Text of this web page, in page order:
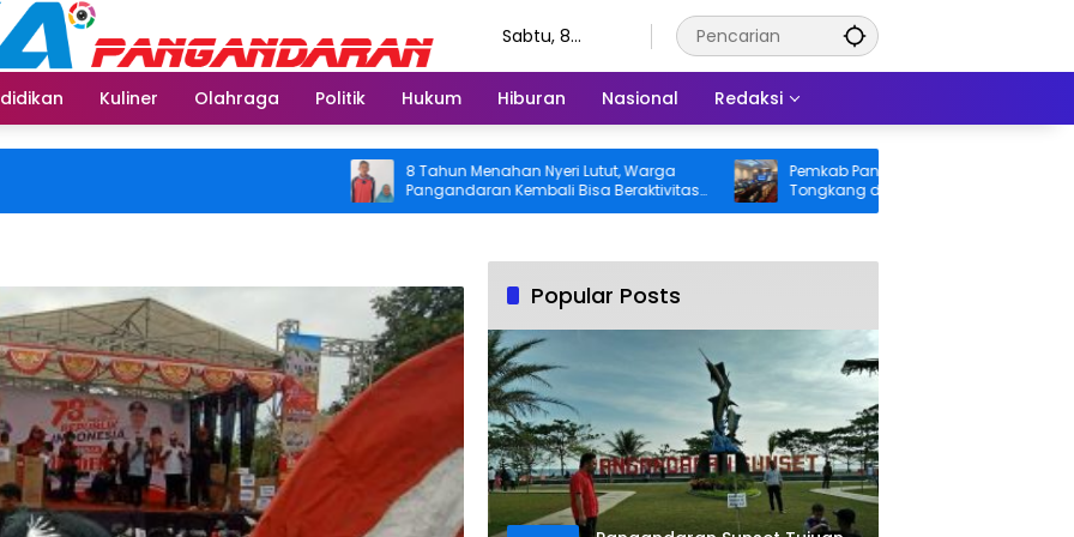
Sabtu, 8
Kuliner Olahraga Politik Hukum Hiburan Nasional Redaksi
8 Tahun Menahan Nyeri Lutut, Warga
Pangandaran Kembali Bisa Beraktivitas
Usai Operasi Gratis Ditanggung BPJS
Pemkab Pangandaran Desak Bangkai
Tongkang dan Ceceran Batu Bara
Segera Diangkat, Soroti Buruknya
Popular Posts